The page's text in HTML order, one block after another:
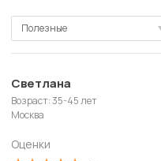
Полезные
Полезные
Новые
Старые
С низкой оценкой
Светлана
Возраст: 35-45 лет
Москва
Оценки